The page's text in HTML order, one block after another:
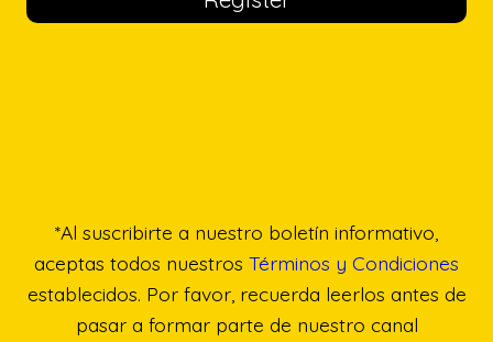
*Al suscribirte a nuestro boletín informativo,
aceptas todos nuestros Términos y Condiciones
establecidos. Por favor, recuerda leerlos antes de
pasar a formar parte de nuestro canal